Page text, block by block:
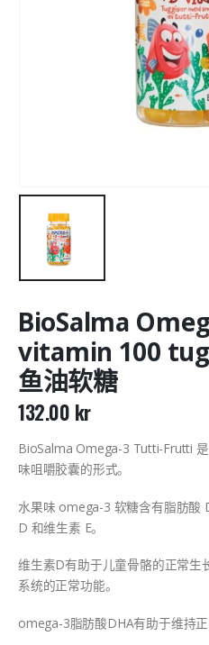
BioSalma
vitamin 100
鱼油软糖
132.00 kr
BioSalma Omega-3 Tutti-Frutti
味咀嚼胶囊的形式。
水果味 omega-3 软糖含有脂肪酸
D 和维生素 E。
维生素D有助于儿童骨骼的正常生
系统的正常功能。
omega-3脂肪酸DHA有助于维持正